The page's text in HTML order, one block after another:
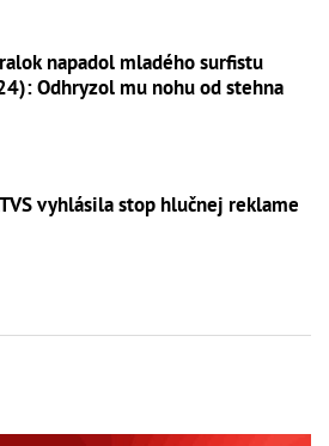
napadol mladého surfistu
Odhryzol mu nohu od stehna
vyhlásila stop hlučnej reklame